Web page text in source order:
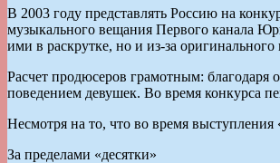
В 2003 году представлять Россию на
музыкального вещания Первого канала
ими в раскрутке, но и из-за
Расчет продюсеров грамотным: благодаря
поведением девушек. Во время конкурса
Несмотря на то, что во время выступления
За пределами «десятки»